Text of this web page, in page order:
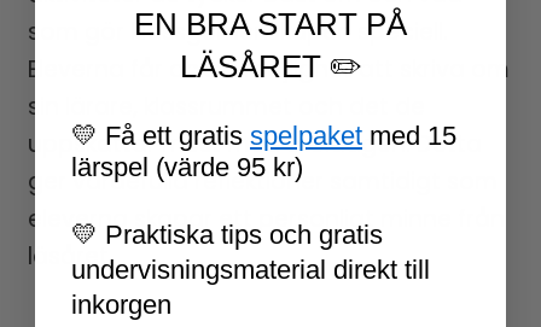
som gör klassgemenskapen speciell.
Eleverna får också möjlighet att skriva om
sin lärare, klassrummet och det de
uppskattar mest med skoldagen. Detta
ger värdefulla reflektioner samtidigt som
eleverna skapar ett personligt minne från
läsåret.
EN BRA START PÅ
LÄSÅRET ✏️
💛 Få ett gratis spelpaket med 15
lärspel (värde 95 kr)
💛 Praktiska tips och gratis
undervisningsmaterial direkt till
inkorgen